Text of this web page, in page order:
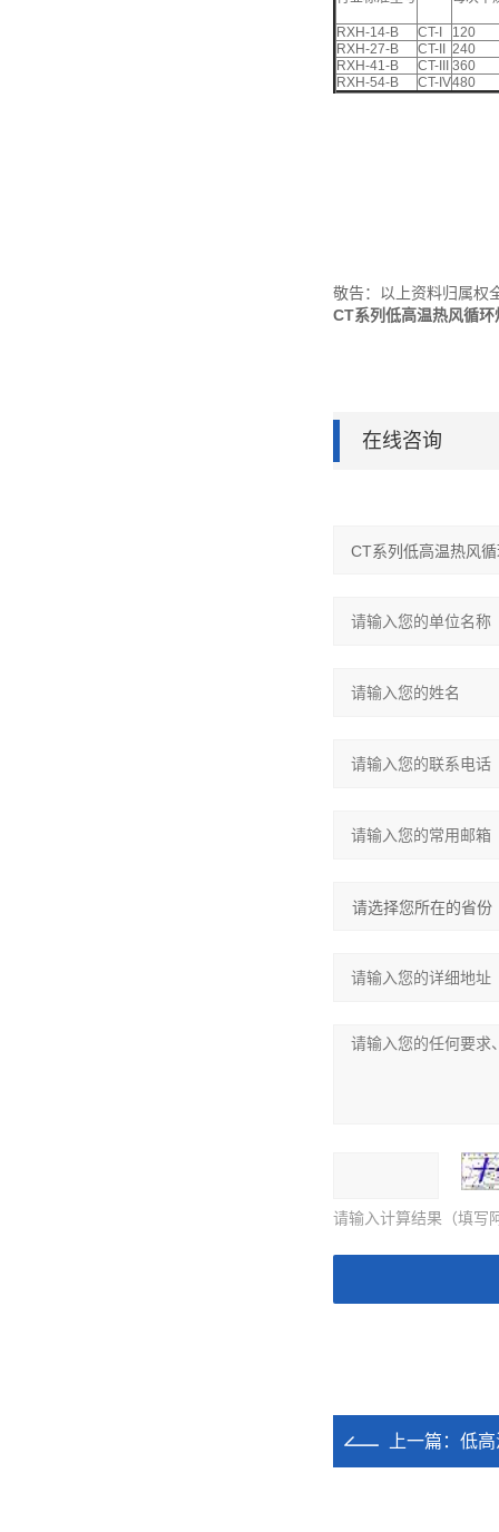
RXH-14-B CT-I
120
RXH-27-B
CT-II
240
RXH-41-B
CT-III
360
RXH-54-B
CT-IV480
敬告：以上资料归属权
CT系列低高温热风循环
在线咨询
请输入计算结果（填写
上一篇： 低